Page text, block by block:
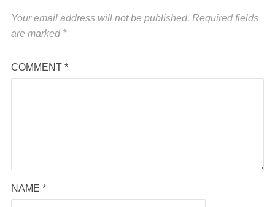
Your email address will not be published. Required fields
are marked *
COMMENT *
NAME *